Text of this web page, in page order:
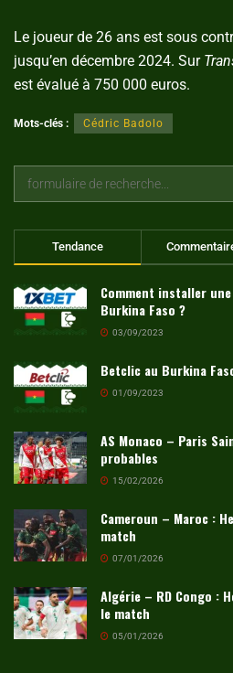
Le joueur de 26 ans est sous
jusqu’en décembre 2024. Sur
est évalué à 750 000 euros.
Mots-clés : Cédric Badolo
Tendance
Comment installer
Burkina Faso ?
03/09/2023
Betclic au Burkina
01/09/2023
AS Monaco – Paris
probables
15/02/2026
Cameroun – Maroc :
match
07/01/2026
Algérie – RD Congo :
le match
05/01/2026